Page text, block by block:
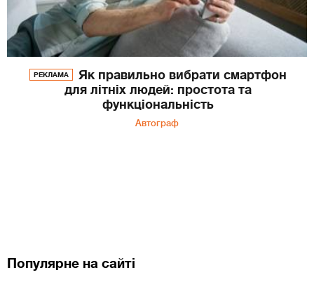
РЕКЛАМА
Як правильно вибрати смартфон
для літніх людей: простота та
функціональність
Автограф
Популярне на сайті